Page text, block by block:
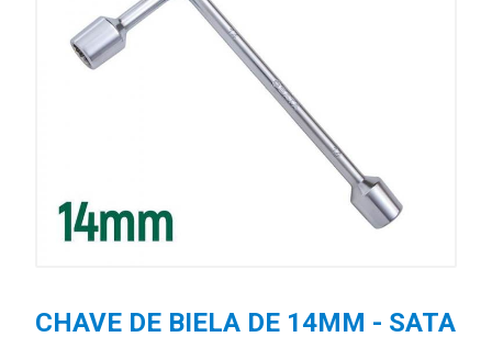
CHAVE DE BIELA DE 14MM - SATA